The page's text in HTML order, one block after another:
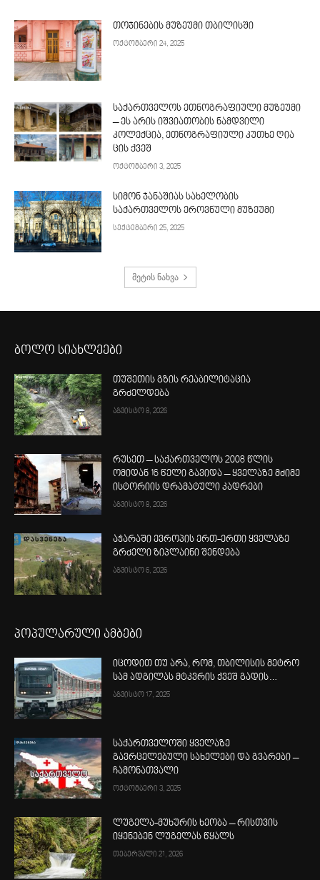
თოჯინების მუზეუმი თბილისში
ოქტომბერი 24, 2025
საქართველოს ეთნოგრაფიული მუზეუმი
– ეს არის იშვიათობის ნამდვილი
კოლექცია, ეთნოგრაფიული კუთხე ღია
ცის ქვეშ
ოქტომბერი 3, 2025
სიმონ ჯანაშიას სახელობის
საქართველოს ეროვნული მუზეუმი
სექტემბერი 25, 2025
მეტის ნახვა
ბოლო სიახლეები
თუშეთის გზის რეაბილიტაცია
გრძელდება
აგვისტო 8, 2026
რუსეთ – საქართველოს 2008 წლის
ომიდან 16 წელი გავიდა – ყველაზე მძიმე
ისტორიის დრამატული კადრები
აგვისტო 8, 2026
აჭარაში ევროპის ერთ-ერთი ყველაზე
გრძელი ზიპლაინი შენდება
აგვისტო 6, 2026
პოპულარული ამბები
იცოდით თუ არა, რომ, თბილისის მეტრო
სამ ადგილას მტკვრის ქვეშ გადის…
აგვისტო 17, 2025
საქართველოში ყველაზე
გავრცელებული სახელები და გვარები –
ჩამონათვალი
ოქტომბერი 3, 2025
ლუგელა-მუხურის ხეობა – რისთვის
იყენებენ ლუგელას წყალს
თებერვალი 21, 2026